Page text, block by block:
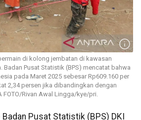
di kolong jembatan di kawasan
Badan Pusat Statistik (BPS) mencatat bahwa
pada Maret 2025 sebesar Rp609.160 per
2,34 persen jika dibandingkan dengan
FOTO/Rivan Awal Lingga/kye/pri.
Badan Pusat Statistik (BPS) DKI